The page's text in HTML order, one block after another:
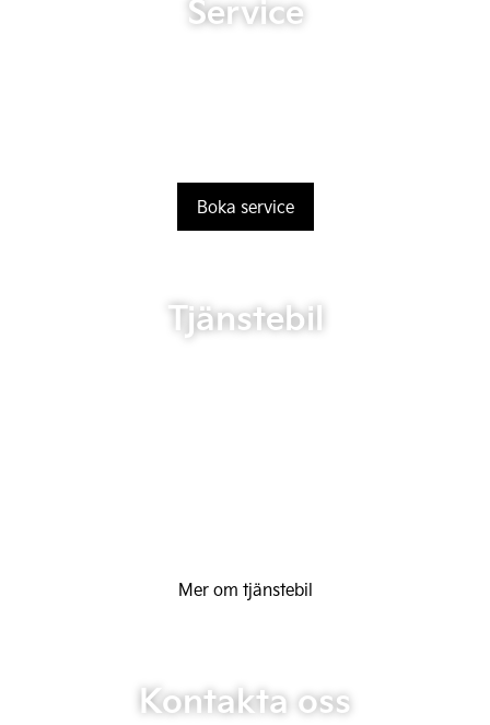
Service
Boka service
Tjänstebil
Mer om tjänstebil
Kontakta oss